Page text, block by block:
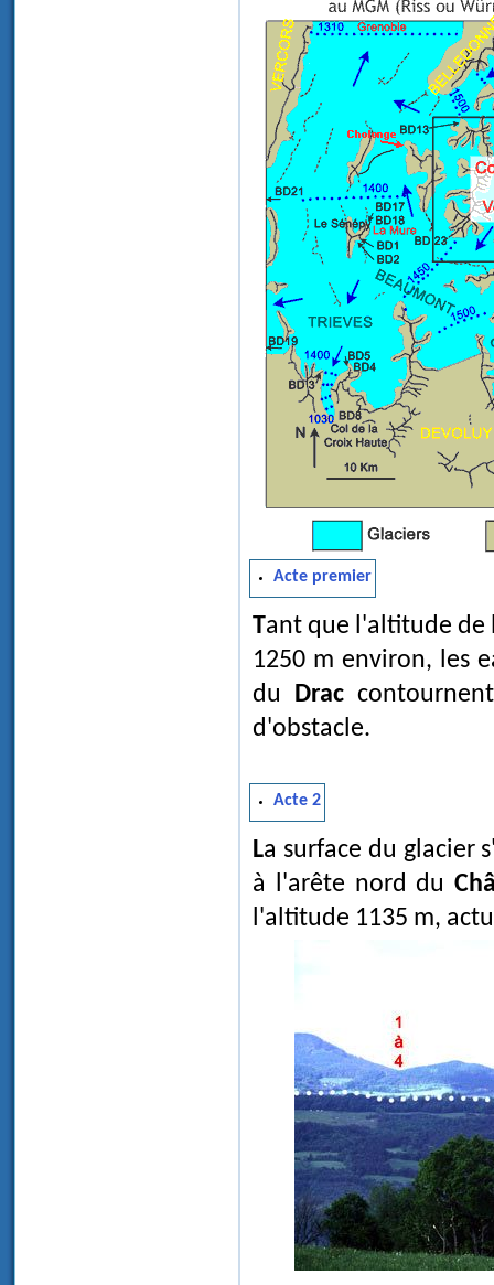
Acte premier
Tant que l'altitude de la surface du glacier en décrue est restée supérieure à
1250 m environ, les
du Drac
d'obstacle.
Acte 2
La surface du glacier s'abaisse à 1250 m environ. Les eaux se heurtent alors
à l'arête nord du
l'altitude 1135 m,